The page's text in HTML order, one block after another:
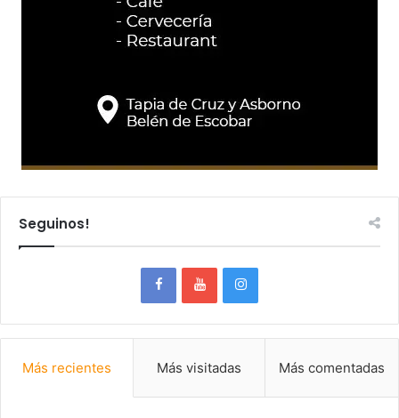
Seguinos!
Más recientes Más visitadas Más comentadas